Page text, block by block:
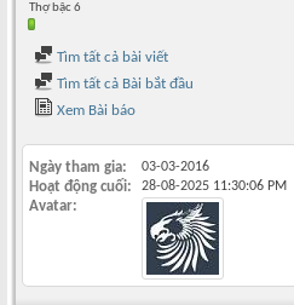
Thợ bậc 6
Tìm tất cả bài viết
Tìm tất cả Bài bắt đầu
Xem Bài báo
Ngày tham gia 03-03-2016
Hoạt động cuối 28-08-2025 11:30:06 PM
Avatar